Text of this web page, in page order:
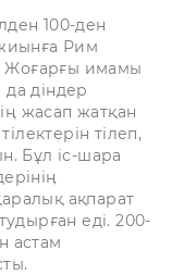
100-ден
Рим
Жоғарғы имамы
діндер
жасап жатқан
тілеп,
Бұл іс-шара
ақпарат
еді. 200-
астам